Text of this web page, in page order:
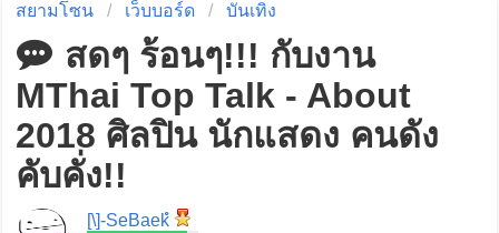
สยามโซน เว็บบอร์ด บันเทิง
สดๆ ร้อนๆ!!! กับงาน
MThai Top Talk - About
2018 ศิลปิน นักแสดง คนดัง
คับคั่ง!!
[\]-SeBaekํ